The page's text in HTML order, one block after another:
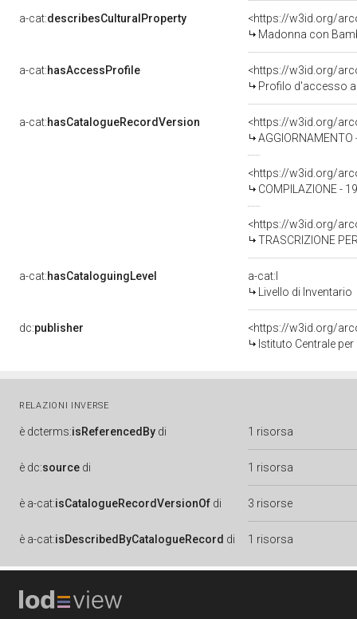
a-cat:describesCulturalProperty
<https://w3id.org/
Madonna con
a-cat:hasAccessProfile
<https://w3id.org/
Profilo d'accesso
a-cat:hasCatalogueRecordVersion
<https://w3id.org/
<https://w3id.org/
COMPILAZIONE -
<https://w3id.org/
TRASCRIZIONE
a-cat:hasCataloguingLevel
a-cat:I
Livello di Inventario
dc:publisher
<https://w3id.org/
Istituto Centrale
RELAZIONI INVERSE
è dcterms:isReferencedBy di 1 risorsa
è dc:source di 1 risorsa
è a-cat:isCatalogueRecordVersionOf di 3 risorse
è a-cat:isDescribedByCatalogueRecord di 1 risorsa